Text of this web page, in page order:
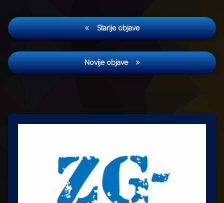
Navigacija
objava
Starije objave
Novije objave